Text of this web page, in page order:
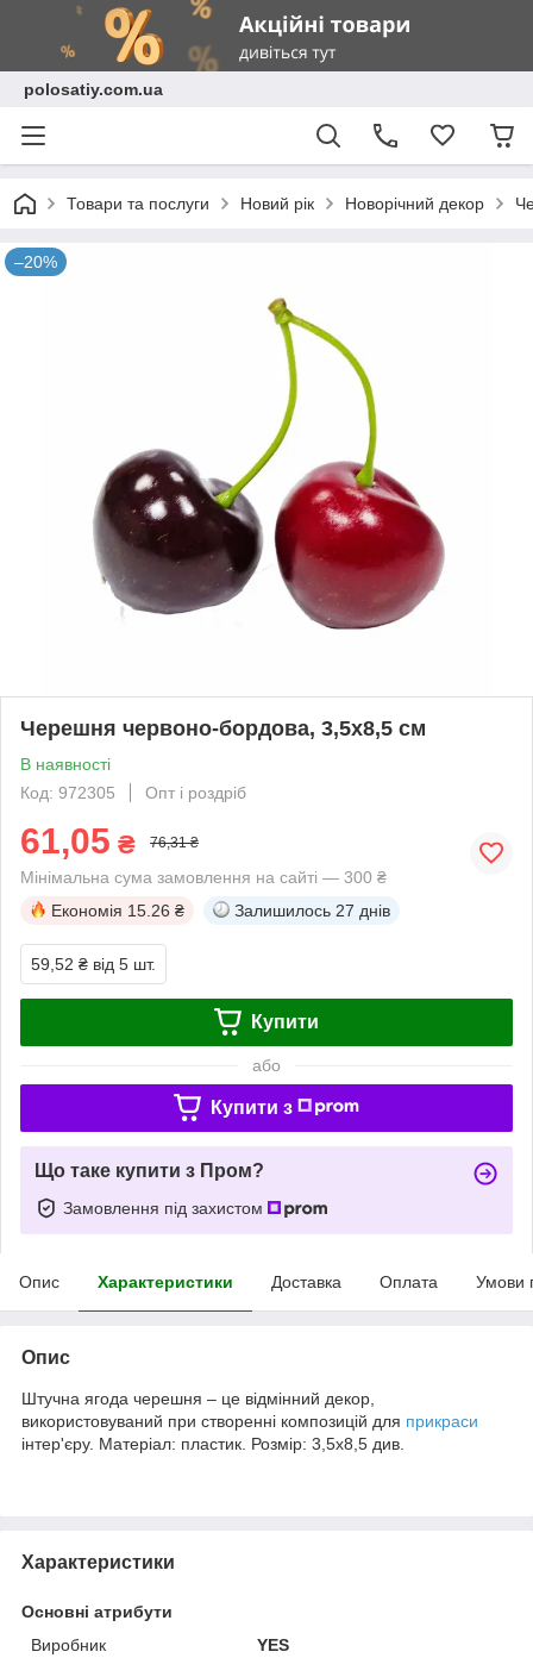
polosatiy.com.ua
Товари та послуги Новий рік Новорічний декор
–20%
Черешня червоно-бордова, 3,5x8,5 см
В наявності
Код: 972305
Опт і роздріб
61,05 ₴ 76,31 ₴
Мінімальна сума замовлення на сайті — 300 ₴
Економія 15.26 ₴ Залишилось 27 днів
59,52 ₴ від 5 шт.
Купити
або
Купити з
Що таке купити з Пром?
Замовлення під захистом
Опис Характеристики Доставка Оплата Умови
Опис
Штучна ягода черешня – це відмінний декор,
використовуваний при створенні композицій для прикраси
інтер'єру. Матеріал: пластик. Розмір: 3,5х8,5 див.
Характеристики
Основні атрибути
Виробник
YES